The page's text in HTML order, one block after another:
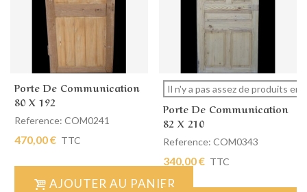
Porte De Communication
80 X 192
Reference: COM0241
470,00 € TTC
AJOUTER AU PANIER
Il n'y a pas assez de produits en
Porte De Communication
82 X 210
Reference: COM0343
340,00 € TTC